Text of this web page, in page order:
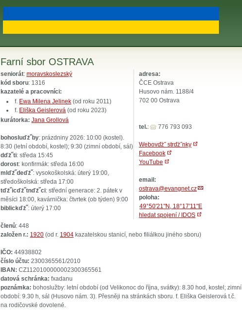
Farní sbor OSTRAVA
adresa:
ČCE Ostrava
Husovo nám. 1188/4
702 00 Ostrava
tel.: 776 793 093
Webovďż˝ strďż˝nky
Facebook
YouTube
email:
ostrava@evangnet.cz
poloha:
49°50'21"N, 18°17'11"E
hledat spojení / IDOS
seniorát: moravskoslezský
kód sboru: 1316
kazatelé a pracovníci:
f. Ewa Milena Jelinek (od roku 2011)
f. Eliška Geislerová (od roku 2023)
kurátorka: Jana Grollová
bohosluďż˝by: prázdniny 2026: 10:00 (kostel).
8:30 (letní období, kostel); 9:30 (zimní období, sál)
dďż˝ti: středa 15:45
dorost: konfirmák: středa 16:00
mlďż˝deďż˝: vysokoškolská: úterý 19:00,
středoškolská: středa 17:00
tďż˝icďż˝tnďż˝ci: střední generace: 2. pátek v
měsíci 18:00, kavárnička: čtvrtek (ob týden) 9:00
biblickďż˝: úterý 17:00
členů: 448
založen r.: 1920 (od r. 1904 kazatelskou stanicí, nebo filiálkou jiného sboru)
IČO: 44938802
číslo účtu: 2300365561/2010
IBAN: CZ1120100000002300365561
datová schránka: fxadanu
poznámka: bohoslužby: letní období (od Velikonoc do října, svátky): 8.30 hod, kostel; zimní
období: 9.30 h, sál (Husovo nám. 3). Přesněji na stránkách sboru. f. Eliška Geislerová t.č.
na rodičovské dovolené.